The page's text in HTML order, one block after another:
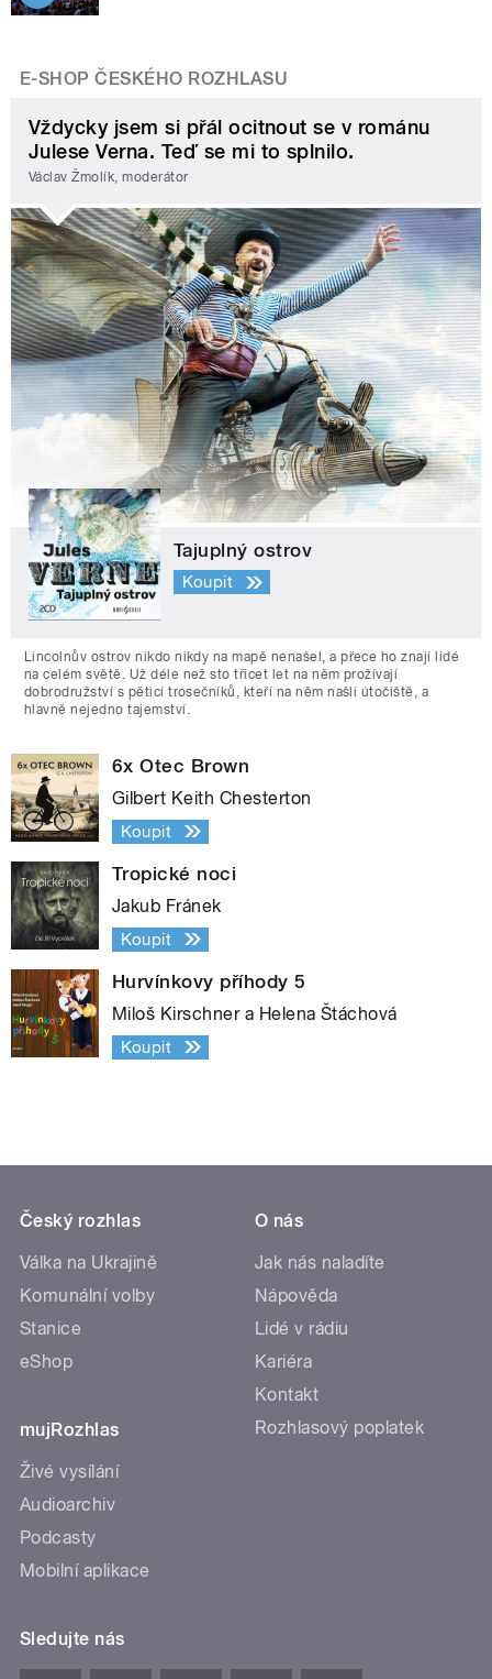
E-SHOP ČESKÉHO ROZHLASU
Vždycky jsem si přál ocitnout se v románu
Julese Verna. Teď se mi to splnilo.
Václav Žmolík, moderátor
Tajuplný ostrov
Koupit
Lincolnův ostrov nikdo nikdy na mapě nenašel, a přece ho znají lidé
na celém světě. Už déle než sto třicet let na něm prožívají
dobrodružství s pěticí trosečníků, kteří na něm našli útočiště, a
hlavně nejedno tajemství.
6x Otec Brown
Gilbert Keith Chesterton
Koupit
Tropické noci
Jakub Fránek
Koupit
Hurvínkovy příhody 5
Miloš Kirschner a Helena Štáchová
Koupit
Český rozhlas
Válka na Ukrajině
Komunální volby
Stanice
eShop
mujRozhlas
Živé vysílání
Audioarchiv
Podcasty
Mobilní aplikace
O nás
Jak nás naladíte
Nápověda
Lidé v rádiu
Kariéra
Kontakt
Rozhlasový poplatek
Sledujte nás